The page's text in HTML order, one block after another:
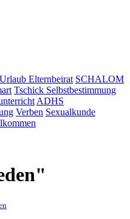
Urlaub Elternbeirat SCHALOM
Tschick Selbstbestimmung
ADHS
Verben Sexualkunde